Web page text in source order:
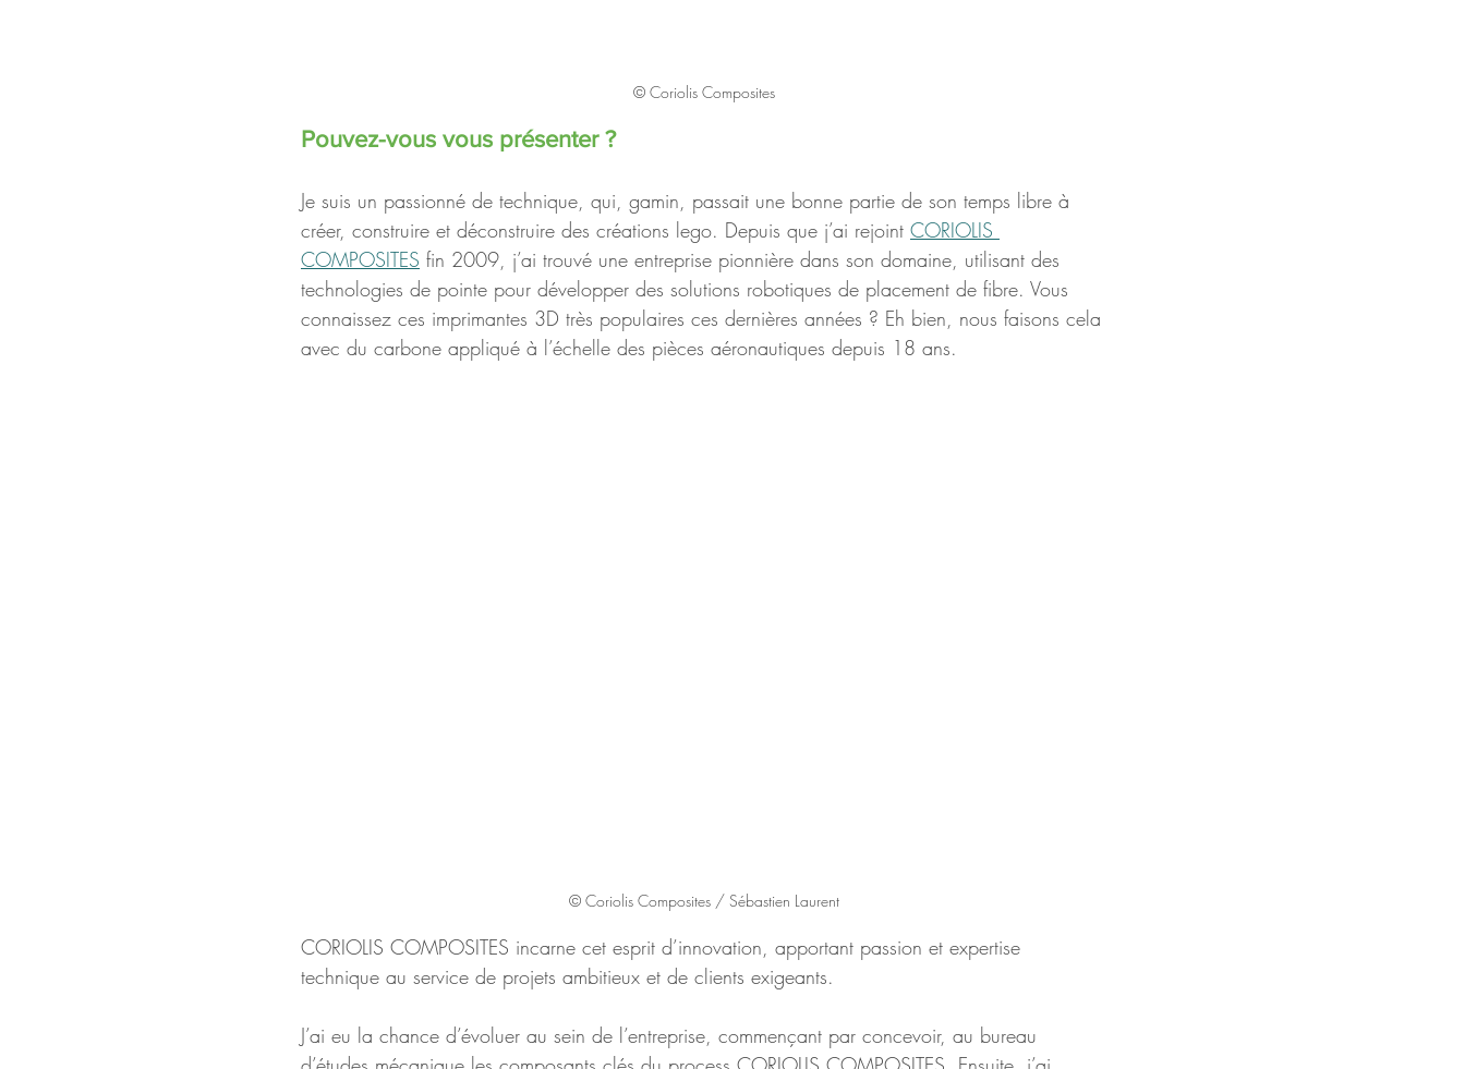
© Coriolis Composites
Pouvez-vous vous présenter ?
Je suis un passionné de technique, qui, gamin, passait une bonne partie de son temps libre à
créer, construire et déconstruire des créations lego. Depuis que j’ai rejoint CORIOLIS
COMPOSITES fin 2009, j’ai trouvé une entreprise pionnière dans son domaine, utilisant des
technologies de pointe pour développer des solutions robotiques de placement de fibre. Vous
connaissez ces imprimantes 3D très populaires ces dernières années ? Eh bien, nous faisons cela
avec du carbone appliqué à l’échelle des pièces aéronautiques depuis 18 ans.
© Coriolis Composites / Sébastien Laurent
CORIOLIS COMPOSITES incarne cet esprit d’innovation, apportant passion et expertise
technique au service de projets ambitieux et de clients exigeants.
J’ai eu la chance d’évoluer au sein de l’entreprise, commençant par concevoir, au bureau